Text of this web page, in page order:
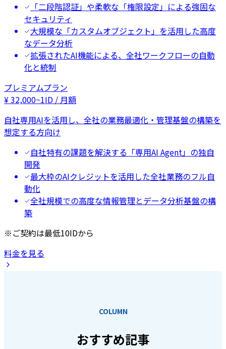
「二段階認証」や柔軟な「権限設定」による強固な
セキュリティ
大規模な「カスタムオブジェクト」を活用した高度
なデータ分析
拡張されたAI機能による、全社ワークフローの自動
化と統制
プレミアムプラン
¥32,000~1ID / 月額
自社専用AIを活用し、全社の業務最適化・管理基盤の構築を
想定する方向け
自社特有の課題を解決する「専用AI Agent」の独自
開発
最大枠のAIクレジットを活用した全社業務のフル自
動化
全社規模での高度な情報管理とデータ分析基盤の構
築
※ご契約は最低10IDから
料金を見る
COLUMN
おすすめ記事